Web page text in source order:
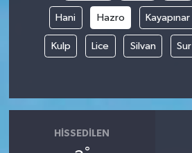
Hani Hazro Kayapınar
Kulp Lice Silvan Sur
HISSEDILEN